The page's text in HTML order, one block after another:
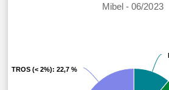
Mibel - 06/2023
OTROS (< 2%): 22,7 %
OTROS (< 2%): 22,7 %